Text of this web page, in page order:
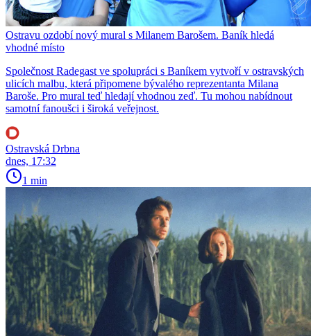
Ostravu ozdobí nový mural s Milanem Barošem. Baník hledá
vhodné místo
Společnost Radegast ve spolupráci s Baníkem vytvoří v ostravských
ulicích malbu, která připomene bývalého reprezentanta Milana
Baroše. Pro mural teď hledají vhodnou zeď. Tu mohou nabídnout
samotní fanoušci i široká veřejnost.
Ostravská Drbna
dnes, 17:32
1 min